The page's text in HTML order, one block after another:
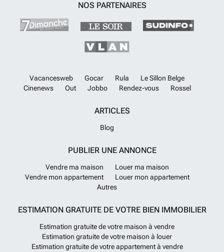
NOS PARTENAIRES
Vacancesweb Gocar Rula
Le Sillon Belge
Cinenews
Out Jobbo Rendez-vous Rossel
ARTICLES
Blog
PUBLIER UNE ANNONCE
Vendre ma maison
Louer ma maison
Vendre mon appartement
Louer mon appartement
Autres
ESTIMATION GRATUITE DE VOTRE BIEN IMMOBILIER
Estimation gratuite de votre maison à vendre
Estimation gratuite de votre maison à louer
Estimation gratuite de votre appartement à vendre